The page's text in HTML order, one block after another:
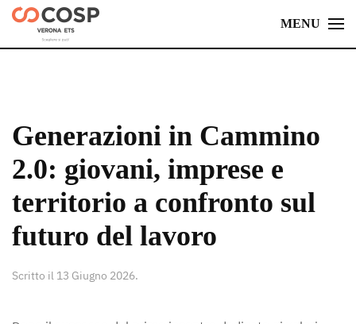
Skip
MENU
Generazioni in Cammino
2.0: giovani, imprese e
territorio a confronto sul
futuro del lavoro
Scritto il 13 Giugno 2026.